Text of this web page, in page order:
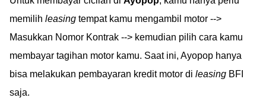
memilih leasing tempat kamu mengambil motor -->
Masukkan Nomor Kontrak --> kemudian pilih cara kamu
membayar tagihan motor kamu. Saat ini, Ayopop hanya
bisa melakukan pembayaran kredit motor di leasing BFI
saja.